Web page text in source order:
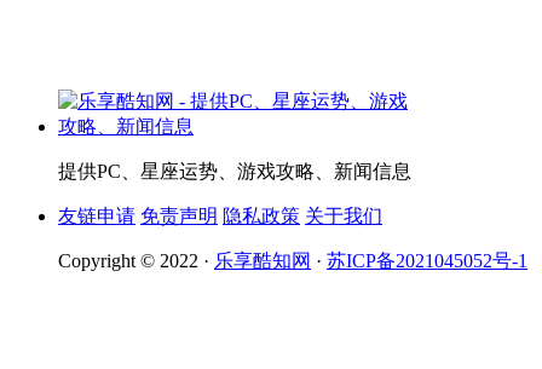
提供PC、星座运势、游戏攻略、新闻信息
友链申请 免责声明 隐私政策 关于我们
Copyright © 2022 · 乐享酷知网 · 苏ICP备2021045052号-1